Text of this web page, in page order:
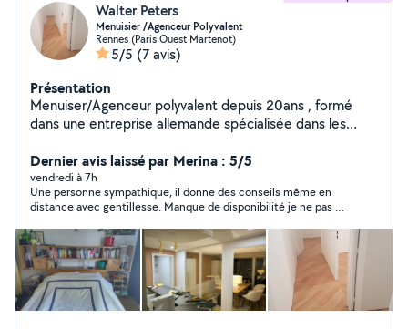
Walter Peters
Menuisier /Agenceur Polyvalent
Rennes (Paris Ouest Martenot)
5/5 (7 avis)
Présentation
Menuiser/Agenceur polyvalent depuis 20ans , formé
dans une entreprise allemande spécialisée dans les
savoir faire dans plus de 15 pays. Précision, efficacité et
créativité sont mon standard. Un problème? Un
imprévu? Je suis le professionnel qu'il vous faut Vous
avez des idées d'aménagement d'intérieur ou
d'extérieur? Moi je les réalise! Si jamais vous avez des
questions ou besoin d'un devis, n'hésitez pas, Au plaisir
de vous renseigner et d'être votre solution
Dernier avis laissé par Merina : 5/5
vendredi à 7h
Une personne sympathique, il donne des conseils même en
distance avec gentillesse. Manque de disponibilité je ne pas pu